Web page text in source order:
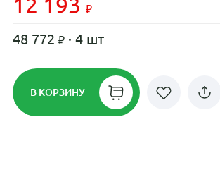
48 772 · 4 шт
В КОРЗИНУ